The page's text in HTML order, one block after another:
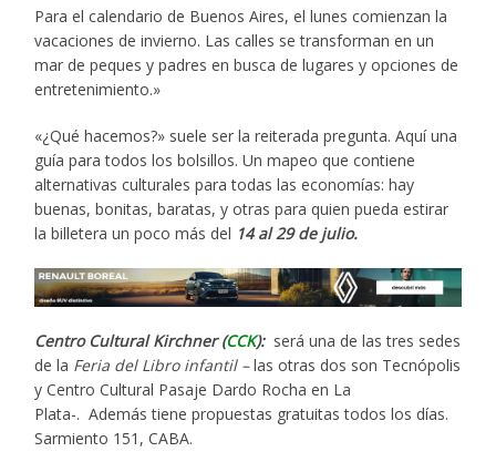
Para el calendario de Buenos Aires, el lunes comienzan la
vacaciones de invierno. Las calles se transforman en un
mar de peques y padres en busca de lugares y opciones de
entretenimiento.»
«¿Qué hacemos?» suele ser la reiterada pregunta. Aquí una
guía para todos los bolsillos. Un mapeo que contiene
alternativas culturales para todas las economías: hay
buenas, bonitas, baratas, y otras para quien pueda estirar
la billetera un poco más del 14 al 29 de julio.
Centro Cultural Kirchner (CCK):será una de las tres sedes
de la Feria del Libro infantil –las otras dos son Tecnópolis
y Centro Cultural Pasaje Dardo Rocha en La
Plata-. Además tiene propuestas gratuitas todos los días.
Sarmiento 151, CABA.